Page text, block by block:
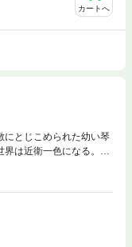
カートへ
にとじこめられた幼い琴
界は近衛一色になる。ぬ
頃になった琴葉は、つ
けて愛を育む、近衛×
く淫微な番外篇！